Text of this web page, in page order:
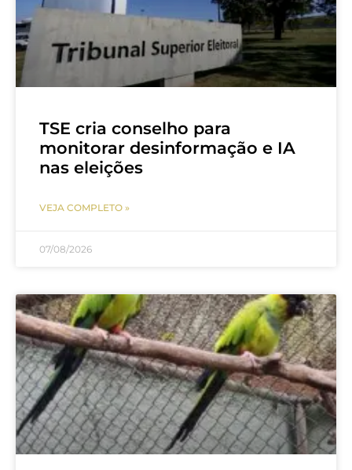
TSE cria conselho para
monitorar desinformação e IA
nas eleições
VEJA COMPLETO »
07/08/2026